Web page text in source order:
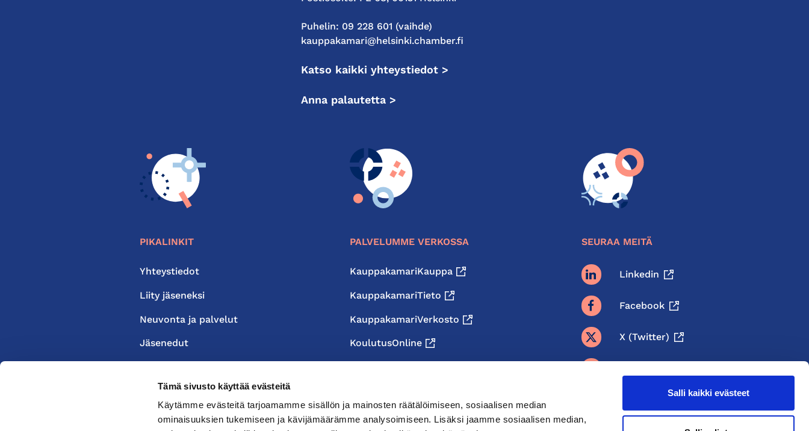
Tämä sivusto käyttää evästeitä
Käytämme evästeitä tarjoamamme sisällön ja mainosten räätälöimiseen, sosiaalisen median
ominaisuuksien tukemiseen ja kävijämäärämme analysoimiseen. Lisäksi jaamme sosiaalisen median,
Salli kaikki evästeet
Puhelin: 09 228 601 (vaihde)
kauppakamari@helsinki.chamber.fi
Katso kaikki yhteystiedot >
Anna palautetta >
PIKALINKIT
Yhteystiedot
Liity jäseneksi
Neuvonta ja palvelut
Jäsenedut
PALVELUMME VERKOSSA
KauppakamariKauppa
KauppakamariTieto
KauppakamariVerkosto
KoulutusOnline
SEURAA MEITÄ
Linkedin
Facebook
X (twitter)